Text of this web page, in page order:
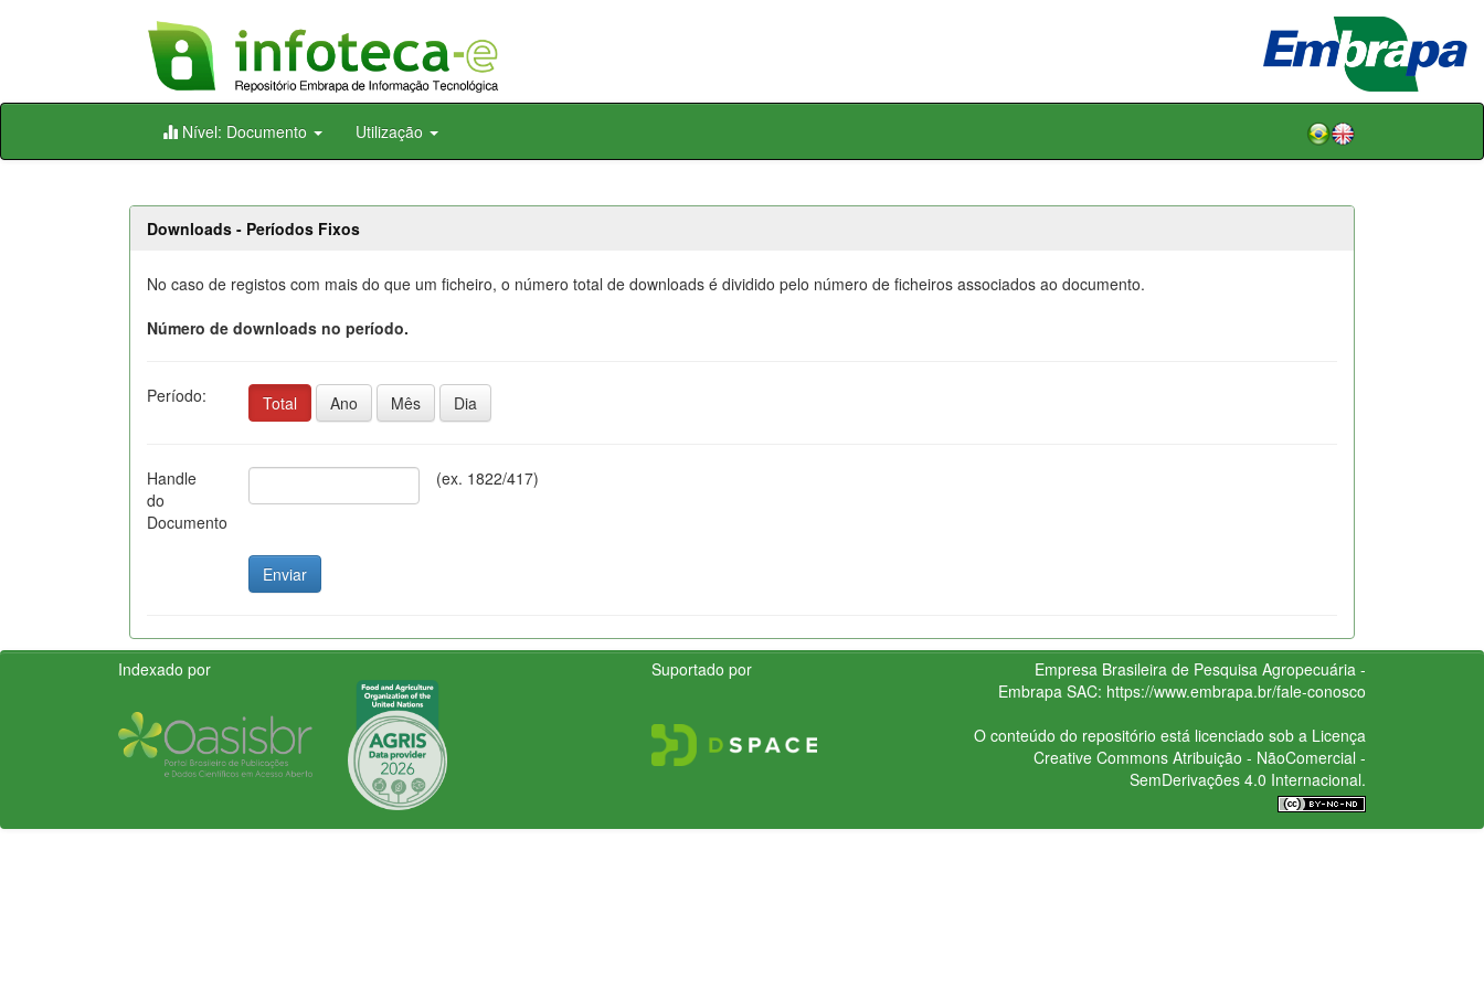
Skip
Nível: Documento Utilização
Downloads - Períodos Fixos
No caso de registos com mais do que um ficheiro, o número total de downloads é dividido pelo número de ficheiros associados ao documento.
Número de downloads no período.
Período: Total Ano Mês Dia
Handle
do
Documento
(ex. 1822/417)
Indexado por Suportado por
Empresa Brasileira de Pesquisa Agropecuária -
Embrapa SAC: https://www.embrapa.br/fale-conosco
O conteúdo do repositório está licenciado sob a Licença
Creative CommonsAtribuição - NãoComercial -
SemDerivações 4.0 Internacional.